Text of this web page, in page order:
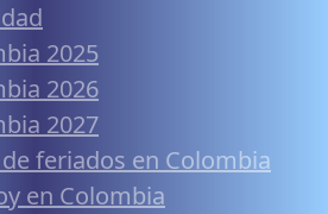
2025
2026
2027
feriados en Colombia
en Colombia